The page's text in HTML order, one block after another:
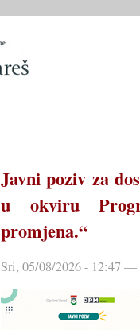
Javni poziv za
u okviru
promjena.“
Sri, 05/08/2026 - 12:47